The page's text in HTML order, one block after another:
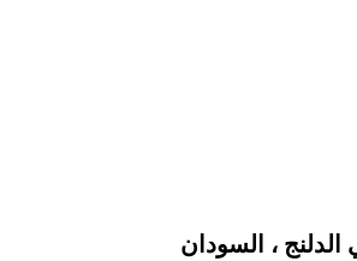
، السودان